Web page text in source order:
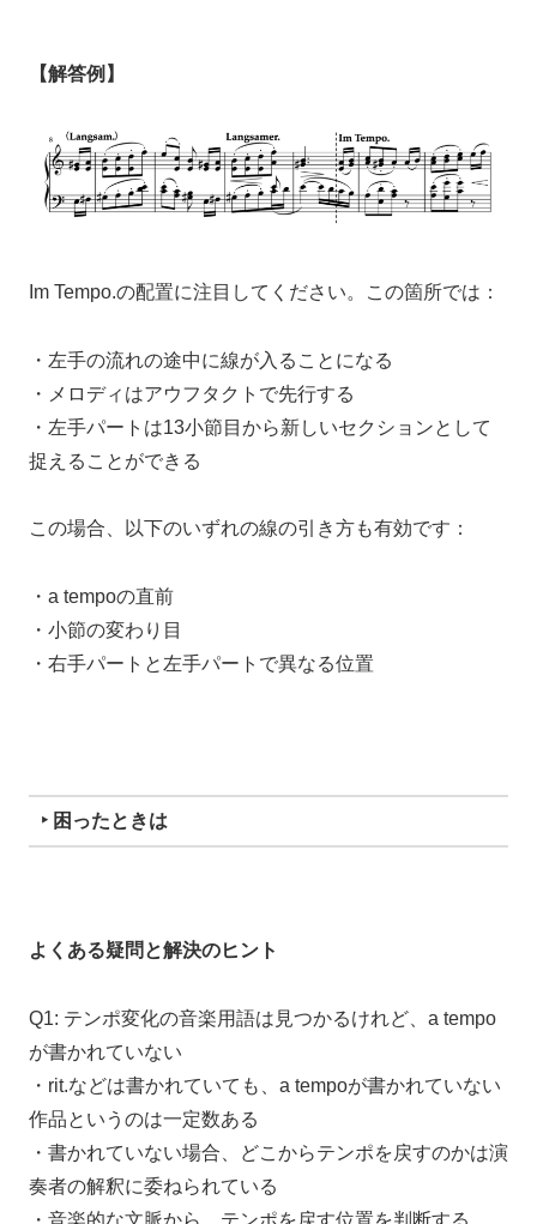
【解答例】
Im Tempo.の配置に注目してください。この箇所では：
・左手の流れの途中に線が入ることになる
・メロディはアウフタクトで先行する
・左手パートは13小節目から新しいセクションとして
捉えることができる
この場合、以下のいずれの線の引き方も有効です：
・a tempoの直前
・小節の変わり目
・右手パートと左手パートで異なる位置
‣ 困ったときは
よくある疑問と解決のヒント
Q1: テンポ変化の音楽用語は見つかるけれど、a tempo
が書かれていない
・rit.などは書かれていても、a tempoが書かれていない
作品というのは一定数ある
・書かれていない場合、どこからテンポを戻すのかは演
奏者の解釈に委ねられている